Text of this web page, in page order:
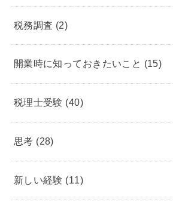
税務調査 (2)
開業時に知っておきたいこと (15)
税理士受験 (40)
思考 (28)
新しい経験 (11)